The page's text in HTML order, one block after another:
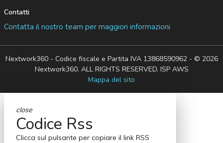
Contatti
Contatta il nostro team per maggiori informazioni
Nextwork360 - Codice fiscale e Partita IVA 13868590962 - © 2026
Nextwork360. ALL RIGHTS RESERVED. ISP AWS
Mappa del sito
close
Codice Rss
Clicca sul pulsante per copiare il link RSS